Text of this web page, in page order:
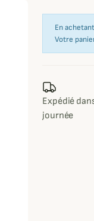
En
Votre
Expédié
journée